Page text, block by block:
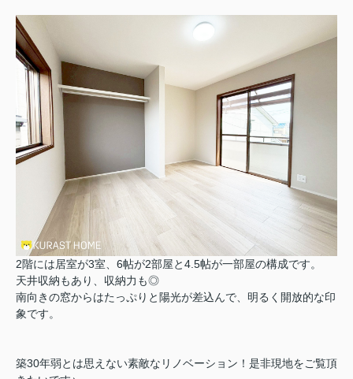
2階には居室が3室、6帖が2部屋と4.5帖が一部屋の構成です。
天井収納もあり、収納力も◎
南向きの窓からはたっぷりと陽光が差込んで、明るく開放的な印
象です。
築30年弱とは思えない素敵なリノベーション！是非現地をご覧頂